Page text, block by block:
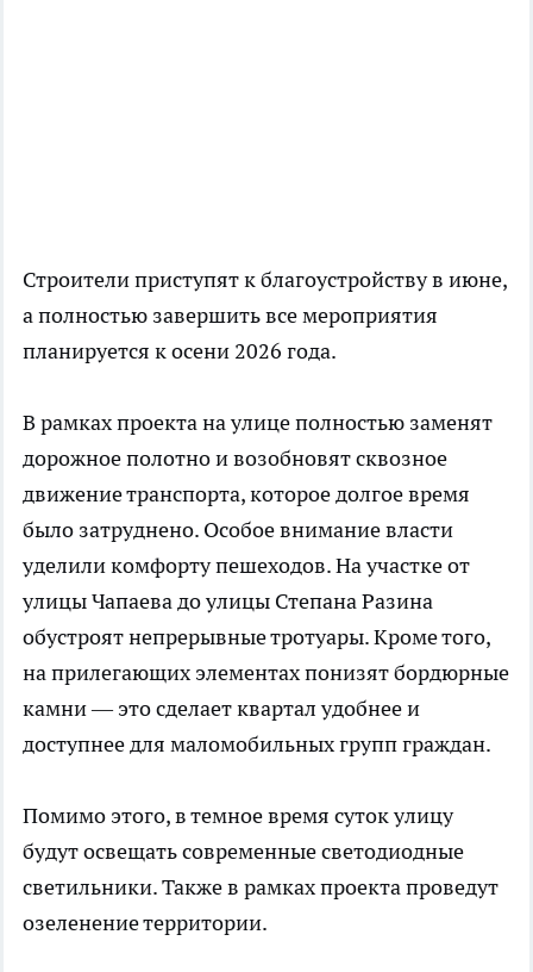
Строители приступят к благоустройству в июне,
а полностью завершить все мероприятия
планируется к осени 2026 года.
В рамках проекта на улице полностью заменят
дорожное полотно и возобновят сквозное
движение транспорта, которое долгое время
было затруднено. Особое внимание власти
уделили комфорту пешеходов. На участке от
улицы Чапаева до улицы Степана Разина
обустроят непрерывные тротуары. Кроме того,
на прилегающих элементах понизят бордюрные
камни — это сделает квартал удобнее и
доступнее для маломобильных групп граждан.
Помимо этого, в темное время суток улицу
будут освещать современные светодиодные
светильники. Также в рамках проекта проведут
озеленение территории.